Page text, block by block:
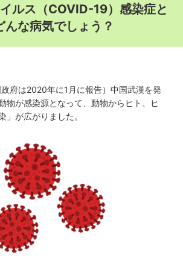
肺感染症
その他肺・気道の病気
生活習慣病・認知症
臨床治験
医療情報動画
職員採用NEW
健康診査・特定保健指導
院外活動
ルス（COVID-19）感染症と
んな病気でしょう？
府は2020年に1月に報告）中国武漢を発
物が感染源となって、動物からヒト、ヒ
」が広がりました。